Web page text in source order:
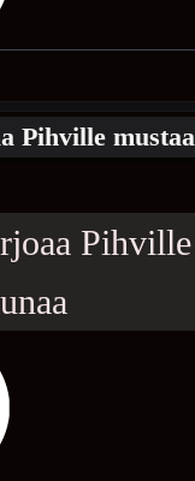
Pihville mustaa